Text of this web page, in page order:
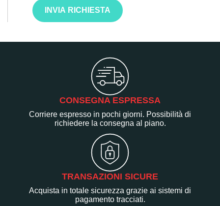
INVIA RICHIESTA
CONSEGNA ESPRESSA
Corriere espresso in pochi giorni. Possibilità di
richiedere la consegna al piano.
TRANSAZIONI SICURE
Acquista in totale sicurezza grazie ai sistemi di
pagamento tracciati.